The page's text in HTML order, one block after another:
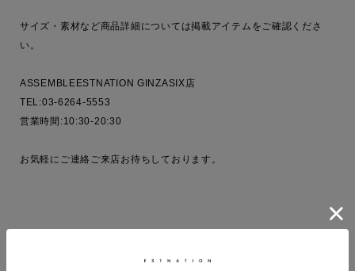
サイズ・素材など商品詳細については掲載アイテムをご確認くださ
い。
ASSEMBLEESTNATION GINZASIX店
TEL:03-6264-5553
営業時間:10:30-20:30
お気軽にご連絡ご来店お待ちしております。